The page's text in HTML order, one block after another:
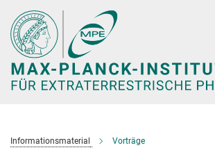
Hauptinhalt
Informationsmaterial Vorträge